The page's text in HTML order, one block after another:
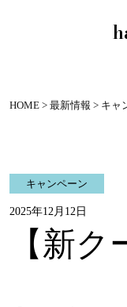
HOME > 最新情報 > キャ
キャンペーン
2025年12月12日
【新ク